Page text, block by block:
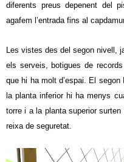
diferents preus depenent del
agafem l’entrada fins al
Les vistes des del segon nivell,
els serveis, botigues de
que hi ha molt d’espai. El
la planta inferior hi ha menys
torre i a la planta superior
reixa de seguretat.